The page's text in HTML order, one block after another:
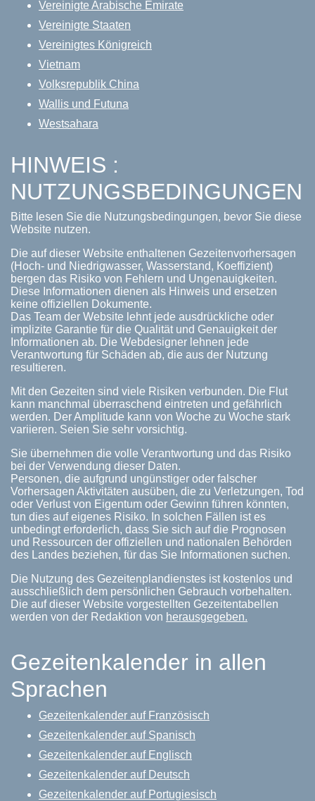
Vereinigte Arabische Emirate
Vereinigte Staaten
Vereinigtes Königreich
Vietnam
Volksrepublik China
Wallis und Futuna
Westsahara
HINWEIS :
NUTZUNGSBEDINGUNGEN
Bitte lesen Sie die Nutzungsbedingungen, bevor Sie diese
Website nutzen.
Die auf dieser Website enthaltenen Gezeitenvorhersagen
(Hoch- und Niedrigwasser, Wasserstand, Koeffizient)
bergen das Risiko von Fehlern und Ungenauigkeiten.
Diese Informationen dienen als Hinweis und ersetzen
keine offiziellen Dokumente.
Das Team der Website lehnt jede ausdrückliche oder
implizite Garantie für die Qualität und Genauigkeit der
Informationen ab. Die Webdesigner lehnen jede
Verantwortung für Schäden ab, die aus der Nutzung
resultieren.
Mit den Gezeiten sind viele Risiken verbunden. Die Flut
kann manchmal überraschend eintreten und gefährlich
werden. Der Amplitude kann von Woche zu Woche stark
variieren. Seien Sie sehr vorsichtig.
Sie übernehmen die volle Verantwortung und das Risiko
bei der Verwendung dieser Daten.
Personen, die aufgrund ungünstiger oder falscher
Vorhersagen Aktivitäten ausüben, die zu Verletzungen, Tod
oder Verlust von Eigentum oder Gewinn führen könnten,
tun dies auf eigenes Risiko. In solchen Fällen ist es
unbedingt erforderlich, dass Sie sich auf die Prognosen
und Ressourcen der offiziellen und nationalen Behörden
des Landes beziehen, für das Sie Informationen suchen.
Die Nutzung des Gezeitenplandienstes ist kostenlos und
ausschließlich dem persönlichen Gebrauch vorbehalten.
Die auf dieser Website vorgestellten Gezeitentabellen
werden von der Redaktion von herausgegeben.
Gezeitenkalender in allen
Sprachen
Gezeitenkalender auf Französisch
Gezeitenkalender auf Spanisch
Gezeitenkalender auf Englisch
Gezeitenkalender auf Deutsch
Gezeitenkalender auf Portugiesisch